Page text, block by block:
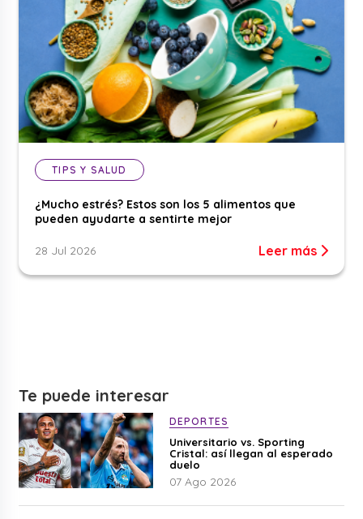
TIPS Y SALUD
¿Mucho estrés? Estos son los 5 alimentos que
pueden ayudarte a sentirte mejor
28 Jul 2026 Leer más
Te puede interesar
DEPORTES
Universitario vs. Sporting
Cristal: así llegan al esperado
duelo
07 Ago 2026